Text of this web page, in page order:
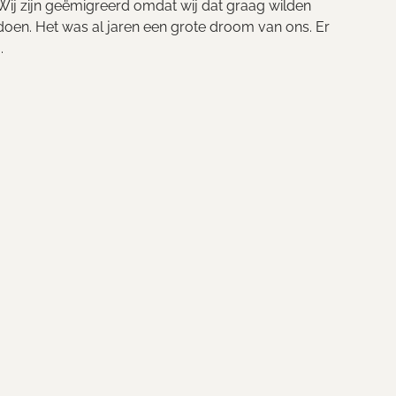
zijn geëmigreerd omdat wij dat graag wilden
Het was al jaren een grote droom van ons. Er